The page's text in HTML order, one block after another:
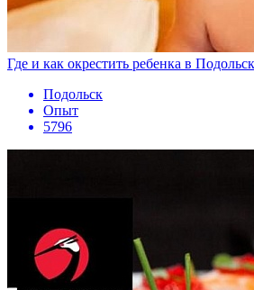
Где и как окрестить ребенка в
Подольск
Опыт
5796